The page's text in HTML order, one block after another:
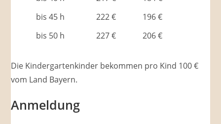
bis 45 h
222 €
196 €
bis 50 h
227 € 206 €
Die Kindergartenkinder bekommen pro Kind 100 €
vom Land Bayern.
Anmeldung